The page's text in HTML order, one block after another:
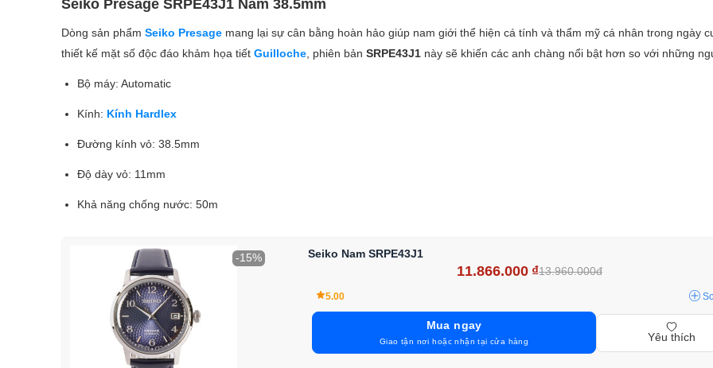
Seiko Presage SRPE43J1 Nam 38.5mm
Dòng sản phẩm Seiko Presage mang lại sự cân bằng hoàn hảo giúp nam giới thể hiện cá tính và thẩm mỹ cá nhân trong ngày
thiết kế mặt số độc đáo khảm họa tiết Guilloche , phiên bản SRPE43J1 này sẽ khiến các anh chàng nổi bật hơn so với những
Bộ máy: Automatic
Kính: Kính Hardlex
Đường kính vỏ: 38.5mm
Độ dày vỏ: 11mm
Khả năng chống nước: 50m
-15% Seiko Nam SRPE43J1
11.866.000 ₫13.960.000đ
5.00
Mua ngay
Giao tận nơi hoặc nhận tại cửa hàng Yêu thích